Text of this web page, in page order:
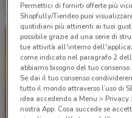
Scade mercoledì 10.9 km
Permettici di fornirti offerte più
Shopfully/Tiendeo puoi
quotidiani più attinenti ai tuoi
possibile grazie ad una serie di
tue attività all'interno
come indicato nel paragrafo 2
abbiamo bisogno del tuo
Se dai il tuo consenso
tutto il mondo attraverso l’uso di
idea accedendo a Menu >
nostra App. Cosa succede se